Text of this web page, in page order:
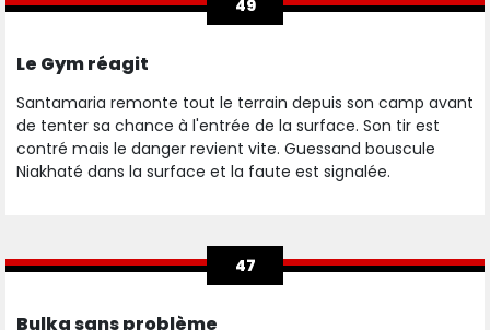
49
Le Gym réagit
Santamaria remonte tout le terrain depuis son camp avant
de tenter sa chance à l'entrée de la surface. Son tir est
contré mais le danger revient vite. Guessand bouscule
Niakhaté dans la surface et la faute est signalée.
47
Bulka sans problème